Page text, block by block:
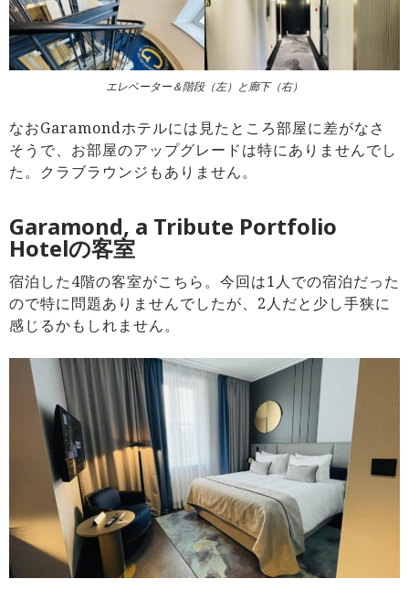
エレベーター＆階段（左）と廊下（右）
なおGaramondホテルには見たところ部屋に差がなさ
そうで、お部屋のアップグレードは特にありませんでし
た。クラブラウンジもありません。
Garamond, a Tribute Portfolio
Hotelの客室
宿泊した4階の客室がこちら。今回は1人での宿泊だった
ので特に問題ありませんでしたが、2人だと少し手狭に
感じるかもしれません。